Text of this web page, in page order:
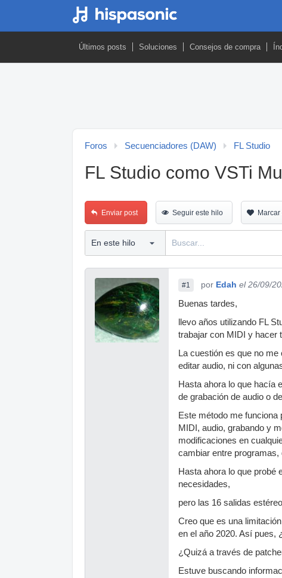
Últimos posts Soluciones Consejos de compra
Foros Secuenciadores (DAW) FL Studio
FL Studio como VSTi
Enviar post Seguir este hilo
#1 por Edah el 26/09/
Buenas tardes,
llevo años utilizando FL
trabajar con MIDI y hacer
La cuestión es que no
editar audio, ni con
Hasta ahora lo que hacía
de grabación de audio o
Este método me
MIDI, audio, grabando y
modificaciones en
cambiar entre programas,
Hasta ahora lo que probé
necesidades,
pero las 16 salidas
Creo que es una
en el año 2020. Así pues,
¿Quizá a través de
Estuve buscando